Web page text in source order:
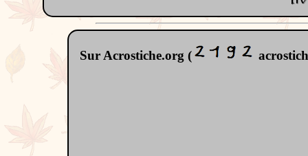
Sur Acrostiche.org (